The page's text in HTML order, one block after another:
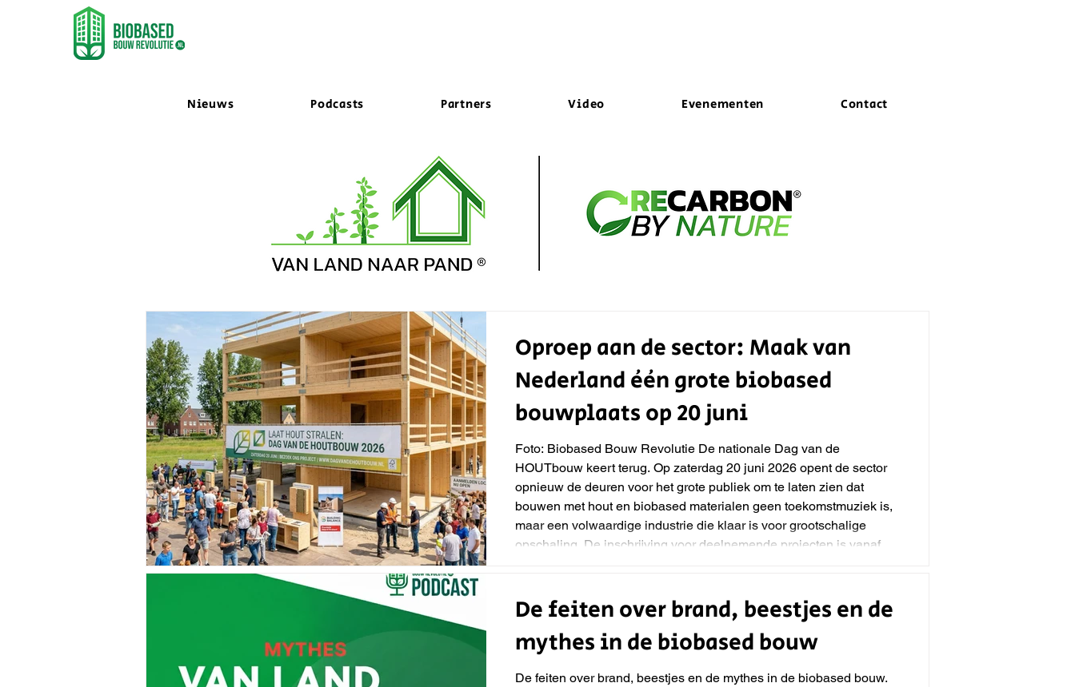
Nieuws Podcasts Partners Video Evenementen Contact
Oproep aan de sector: Maak van
Nederland één grote biobased
bouwplaats op 20 juni
Foto: Biobased Bouw Revolutie De nationale Dag van de
HOUTbouw keert terug. Op zaterdag 20 juni 2026 opent de sector
opnieuw de deuren voor het grote publiek om te laten zien dat
bouwen met hout en biobased materialen geen toekomstmuziek is,
maar een volwaardige industrie die klaar is voor grootschalige
opschaling. De inschrijving voor deelnemende projecten is vanaf
De feiten over brand, beestjes en de
mythes in de biobased bouw
De feiten over brand, beestjes en de mythes in de biobased bouw.